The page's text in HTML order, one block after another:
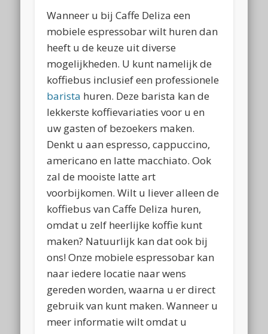
Wanneer u bij Caffe Deliza een
mobiele espressobar wilt huren dan
heeft u de keuze uit diverse
mogelijkheden. U kunt namelijk de
koffiebus inclusief een professionele
barista huren. Deze barista kan de
lekkerste koffievariaties voor u en
uw gasten of bezoekers maken.
Denkt u aan espresso, cappuccino,
americano en latte macchiato. Ook
zal de mooiste latte art
voorbijkomen. Wilt u liever alleen de
koffiebus van Caffe Deliza huren,
omdat u zelf heerlijke koffie kunt
maken? Natuurlijk kan dat ook bij
ons! Onze mobiele espressobar kan
naar iedere locatie naar wens
gereden worden, waarna u er direct
gebruik van kunt maken. Wanneer u
meer informatie wilt omdat u